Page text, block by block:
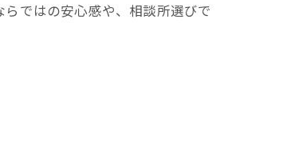
ではの安心感や、相談所選びで